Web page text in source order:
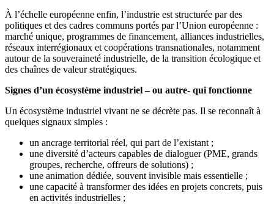
À l’échelle européenne enfin, l’industrie est structurée par des
politiques et des cadres communs portés par l’Union européenne :
marché unique, programmes de financement, alliances industrielles,
réseaux interrégionaux et coopérations transnationales, notamment
autour de la souveraineté industrielle, de la transition écologique et
des chaînes de valeur stratégiques.
Signes d’un écosystème industriel – ou autre- qui fonctionne
Un écosystème industriel vivant ne se décrète pas. Il se reconnaît à
quelques signaux simples :
un ancrage territorial réel, qui part de l’existant ;
une diversité d’acteurs capables de dialoguer (PME, grands
groupes, recherche, offreurs de solutions) ;
une animation dédiée, souvent invisible mais essentielle ;
une capacité à transformer des idées en projets concrets, puis
en activités industrielles ;